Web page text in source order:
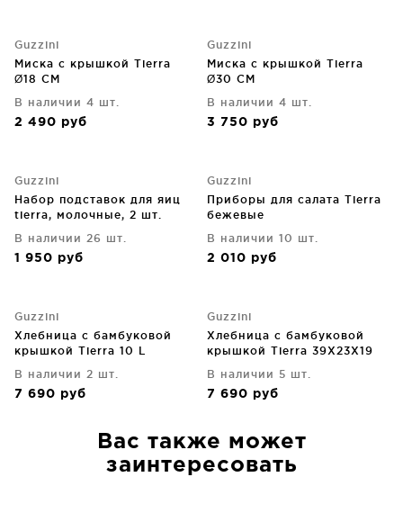
Guzzini
Миска с крышкой Tierra
Ø18 CM
В наличии 4 шт.
2 490 руб
Guzzini
Миска с крышкой Tierra
Ø30 CM
В наличии 4 шт.
3 750 руб
Guzzini
Набор подставок для яиц
tierra, молочные, 2 шт.
В наличии 26 шт.
1 950 руб
Guzzini
Приборы для салата Tierra
бежевые
В наличии 10 шт.
2 010 руб
Guzzini
Хлебница с бамбуковой
крышкой Tierra 10 L
В наличии 2 шт.
7 690 руб
Guzzini
Хлебница с бамбуковой
крышкой Tierra 39X23X19
В наличии 5 шт.
7 690 руб
Вас также может
заинтересовать